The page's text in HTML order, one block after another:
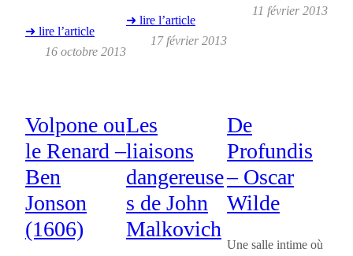
➜ lire l’article
16 octobre 2013
➜ lire l’article
17 février 2013
11 février 2013
Volpone ou
le Renard –
Ben
Jonson
(1606)
Les
liaisons
dangereuse
s de John
Malkovich
De
Profundis
– Oscar
Wilde
Une salle intime où